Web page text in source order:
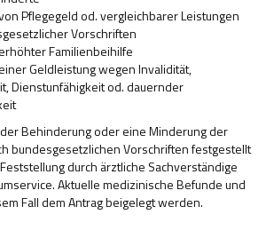
Pflegegeld od. vergleichbarer Leistungen
Vorschriften
Familienbeihilfe
Geldleistung wegen Invalidität,
Dienstunfähigkeit od. dauernder
Behinderung oder eine Minderung der
bundesgesetzlichen Vorschriften festgestellt
durch ärztliche Sachverständige
Aktuelle medizinische Befunde und
Fall dem Antrag beigelegt werden.